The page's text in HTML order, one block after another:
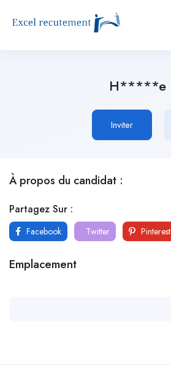
H*****e
Inviter
À propos du candidat :
Partagez Sur :
Facebook Twitter Pinterest
Emplacement